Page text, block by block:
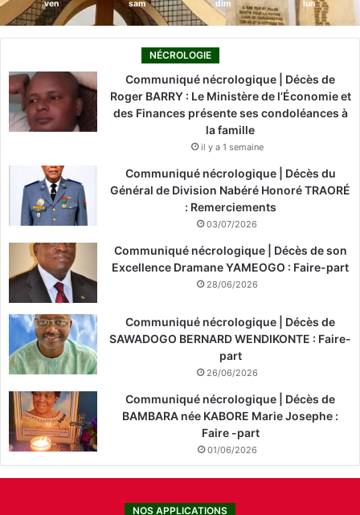
ven sam dim lun
NÉCROLOGIE
Communiqué nécrologique | Décès de
Roger BARRY : Le Ministère de l’Économie et
des Finances présente ses condoléances à
la famille
il y a 1 semaine
Communiqué nécrologique | Décès du
Général de Division Nabéré Honoré TRAORÉ
: Remerciements
03/07/2026
Communiqué nécrologique | Décès de son
Excellence Dramane YAMEOGO : Faire-part
28/06/2026
Communiqué nécrologique | Décès de
SAWADOGO BERNARD WENDIKONTE : Faire-
part
26/06/2026
Communiqué nécrologique | Décès de
BAMBARA née KABORE Marie Josephe :
Faire -part
01/06/2026
NOS APPLICATIONS